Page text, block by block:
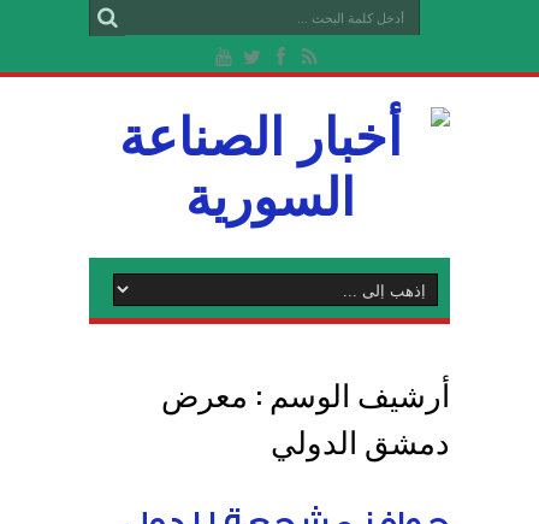
أرشيف الوسم : معرض
دمشق الدولي